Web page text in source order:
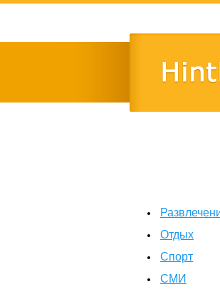
Отдых
Спорт
СМИ